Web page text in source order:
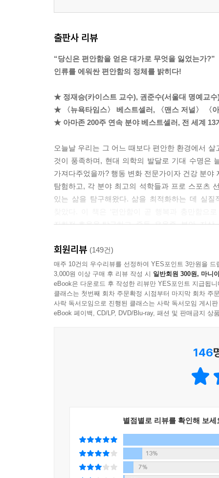
출판사 리뷰
“당신은 편안함을 얻은 대가로 무엇을 잃었는가?”
인류를 에워싼 편안함의 정체를 밝히다!
★ 정재승(카이스트 교수), 권준수(서울대 명예교
★ 〈뉴욕타임스〉 베스트셀러, 〈맨스 저널〉 〈
★ 아마존 200주 연속 분야 베스트셀러, 전 세계 13
오늘날 우리는 그 어느 때보다 편안한 환경에서
것이 풍족하며, 현대 의학의 발달로 기대 수명은
가져다주었을까? 행동 변화 전문가이자 건강 분
탐험하고, 각 분야 최고의 석학들과 프로 스포츠
있는 삶을 탐구해왔다. 삶을 최적화하는 데 실질
진화적 효용을 탐구하고, 중독, 우울증, 불안, 자
우리 뇌의 진화 메커니즘
편안함은 어떻게 삶을 잠식하는가
여기 계단과 에스컬레이터가 있다. 당신은 무
효율성을 자랑하던 시절이 있었다. 그러나 에스
편안함은 내일의 불편함이 된다. 하버드대학
편안해진 것이 문제가 될 수 있다고 누가 짐작이
“우리는 어떻게 해서 역사상
가장 초라한 건강을 지닌 인간이 되었을까?”
인류의 잃어버린 움직임과 강탈당한 시간
회원리뷰 (149건)
매주 10건의 우수리뷰를 선정하여 YES포인트 3만원을 드
3,000원 이상 구매 후 리뷰 작성 시 일반회원 300원, 마니
eBook은 다운로드 후 작성한 리뷰만 YES포인트 지급됩니
클래스는 첫번째 회차 주문확정 시점부터 마지막 회차 주
사락 독서모임으로 진행된 클래스는 사락 독서모임 게시
eBook 페이백, CD/LP, DVD/Blu-ray, 패션 및 판매금지 상
146
별점별로 리뷰를 확인해 보세
13%
7%